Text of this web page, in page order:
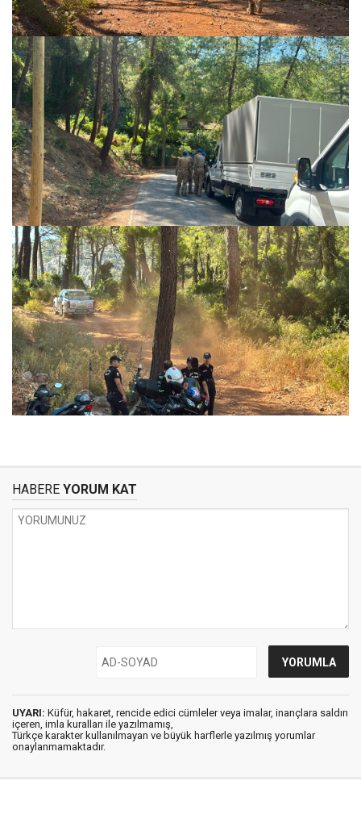
HABERE YORUM KAT
UYARI: Küfür, hakaret, rencide edici cümleler veya imalar, inançlara saldırı
içeren, imla kuralları ile yazılmamış,
Türkçe karakter kullanılmayan ve büyük harflerle yazılmış yorumlar
onaylanmamaktadır.